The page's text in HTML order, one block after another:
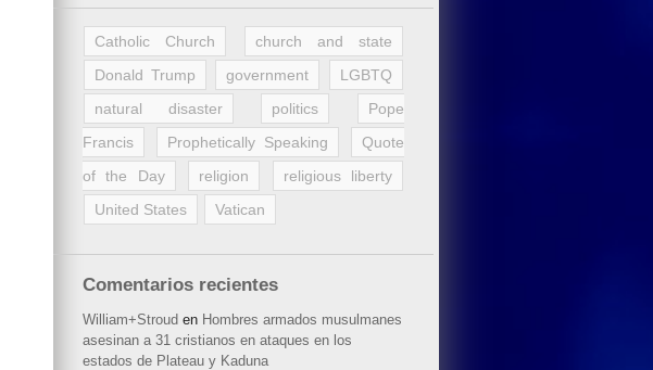
Catholic Church
church and state
Donald Trump
government
LGBTQ
natural disaster
politics
Pope
Francis
Prophetically Speaking
Quote
of the Day
religion
religious liberty
United States
Vatican
Comentarios recientes
William+Stroud en Hombres armados musulmanes
asesinan a 31 cristianos en ataques en los
estados de Plateau y Kaduna